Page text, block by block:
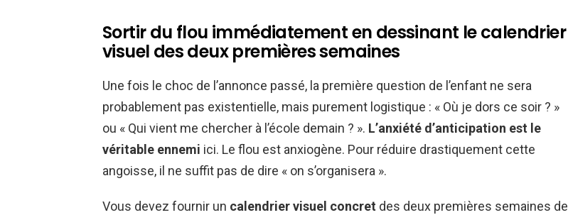
Sortir du flou immédiatement en dessinant le calendrier
visuel des deux premières semaines
Une fois le choc de l’annonce passé, la première question de l’enfant ne sera
probablement pas existentielle, mais purement logistique : « Où je dors ce soir ? »
ou « Qui vient me chercher à l’école demain ? ». L’anxiété d’anticipation est le
véritable ennemi ici. Le flou est anxiogène. Pour réduire drastiquement cette
angoisse, il ne suffit pas de dire « on s’organisera ».
Vous devez fournir un calendrier visuel concret des deux premières semaines de